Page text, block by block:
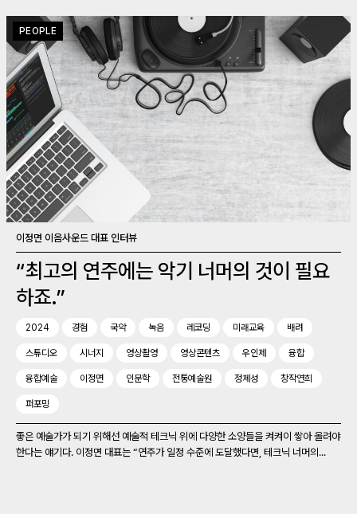
PEOPLE
이정면 이음사운드 대표 인터뷰
“최고의 연주에는 악기 너머의 것이 필요
하죠.”
2024 경험 국악 녹음 레코딩 미래교육 배려
스튜디오 시너지 영상촬영 영상콘텐츠 우인제 융합
융합예술 이정면 인문학 전통예술원 정체성 창작연희
퍼포밍
좋은 예술가가 되기 위해선 예술적 테크닉 위에 다양한 소양들을 켜켜이 쌓아 올려야
한다는 얘기다. 이정면 대표는 “연주가 일정 수준에 도달했다면, 테크닉 너머의...